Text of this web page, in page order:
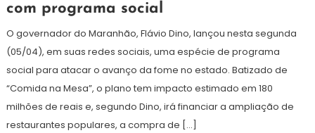
abril
de
2021
com programa social
O governador do Maranhão, Flávio Dino, lançou nesta segunda
(05/04), em suas redes sociais, uma espécie de programa
social para atacar o avanço da fome no estado. Batizado de
“Comida na Mesa”, o plano tem impacto estimado em 180
milhões de reais e, segundo Dino, irá financiar a ampliação de
restaurantes populares, a compra de […]